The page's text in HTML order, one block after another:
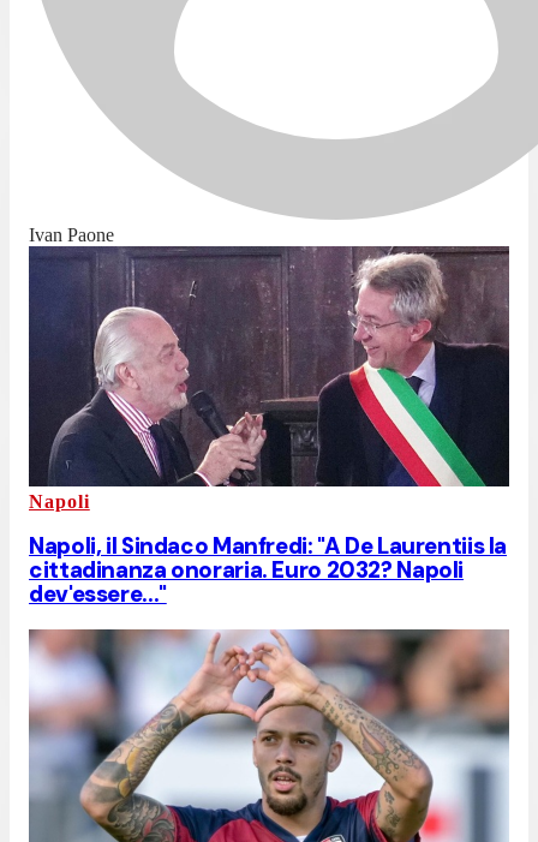
Ivan Paone
Napoli
Napoli, il Sindaco Manfredi: "A De Laurentiis la
cittadinanza onoraria. Euro 2032? Napoli
dev'essere..."